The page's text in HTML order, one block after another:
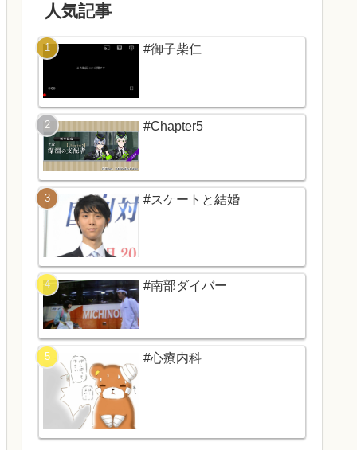
人気記事
#御子柴仁
#Chapter5
#スケートと結婚
#南部ダイバー
#心療内科